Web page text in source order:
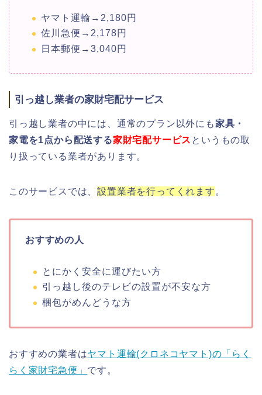
ヤマト運輸→2,180円
佐川急便→2,178円
日本郵便→3,040円
引っ越し業者の家財宅配サービス
引っ越し業者の中には、通常のプラン以外にも家具・
家電を1点から配送する家財宅配サービス というもの取
り扱っている業者があります。
このサービスでは、設置業者を行ってくれます 。
おすすめの人
とにかく安全に運びたい方
引っ越し後のテレビの設置が不安な方
梱包がめんどうな方
おすすめの業者はヤマト運輸(クロネコヤマト)の「らく
らく家財宅急便」 です。